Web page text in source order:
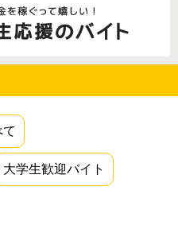
大学生歓迎バイト